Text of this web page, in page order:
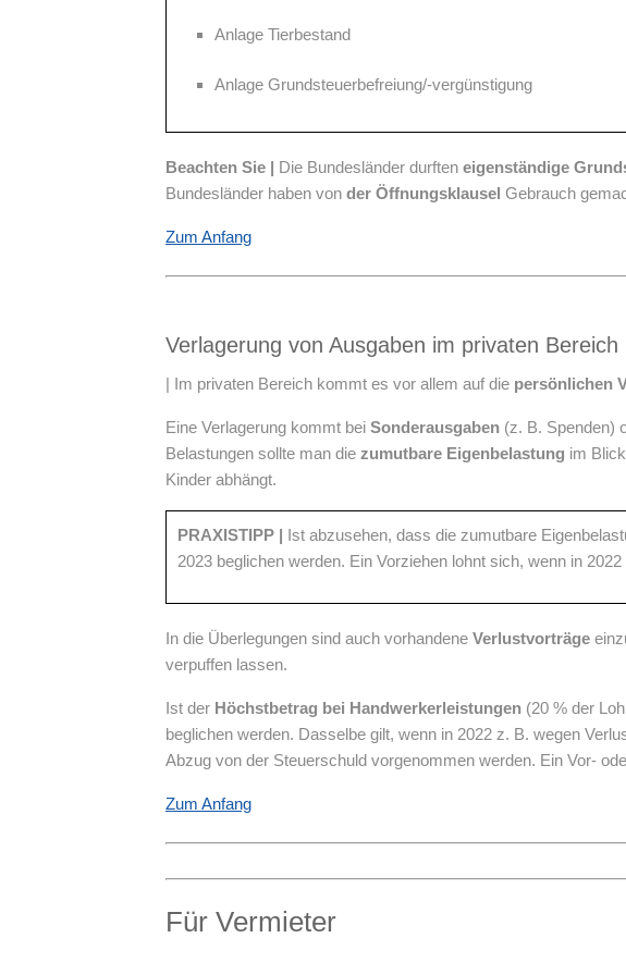
Anlage Tierbestand
Anlage Grundsteuerbefreiung/-vergünstigung
Beachten Sie | Die Bundesländer durften eigenständige
Bundesländer haben von der Öffnungsklausel Gebrauch
Zum Anfang
Verlagerung von Ausgaben im privaten Bereich
| Im privaten Bereich kommt es vor allem auf die persönlichen
Eine Verlagerung kommt bei Sonderausgaben (z. B. Spenden)
Belastungen sollte man die zumutbare Eigenbelastung im
Kinder abhängt.
PRAXISTIPP | Ist abzusehen, dass die zumutbare
2023 beglichen werden. Ein Vorziehen lohnt sich, wenn in
In die Überlegungen sind auch vorhandene Verlustvorträge
verpuffen lassen.
Ist der Höchstbetrag bei Handwerkerleistungen (20 % der
beglichen werden. Dasselbe gilt, wenn in 2022 z. B. wegen
Abzug von der Steuerschuld vorgenommen werden. Ein Vor-
Zum Anfang
Für Vermieter